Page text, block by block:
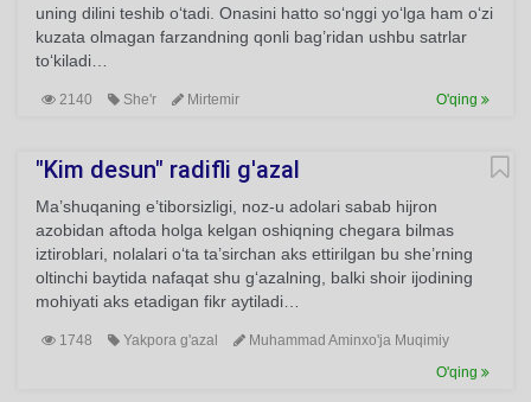
uning dilini teshib o‘tadi. Onasini hatto so‘nggi yo‘lga ham o‘zi
kuzata olmagan farzandning qonli bag’ridan ushbu satrlar
to‘kiladi…
2140 She'r Mirtemir O'qing
"Kim desun" radifli g'azal
Ma’shuqaning e’tiborsizligi, noz-u adolari sabab hijron
azobidan aftoda holga kelgan oshiqning chegara bilmas
iztiroblari, nolalari o‘ta ta’sirchan aks ettirilgan bu she’rning
oltinchi baytida nafaqat shu g‘azalning, balki shoir ijodining
mohiyati aks etadigan fikr aytiladi…
1748 Yakpora g'azal
Muhammad Aminxo'ja Muqimiy
O'qing